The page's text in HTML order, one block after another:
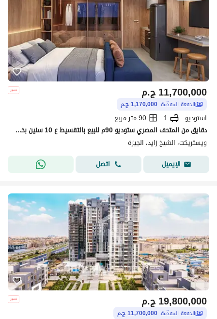
ج.م11,700,000
الدفعة المقدّمة: 1,170,000 ج.م
استوديو 1
90 متر مربع
دقايق من المتحف المصري ستوديو 90م للبيع بالتقسيط ع 10 سنين بخدمات فندقيه بالكامل متشطب سوبر لوكس بأرخص سعر عرض لقطه
ويستريكت، الشيخ زايد، الجيزة
الإيميل
اتصل
ج.م19,800,000
الدفعة المقدّمة: 11,700,000 ج.م